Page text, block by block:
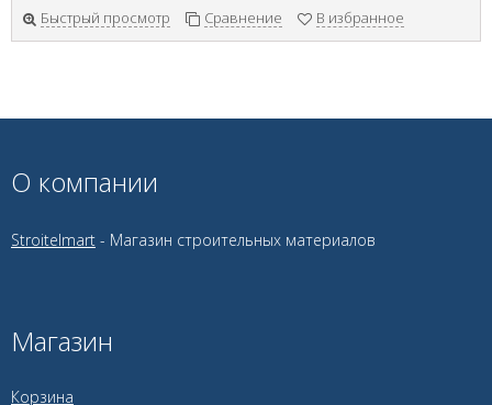
Быстрый просмотр Сравнение В избранное
О компании
Stroitelmart - Магазин строительных материалов
Магазин
Корзина